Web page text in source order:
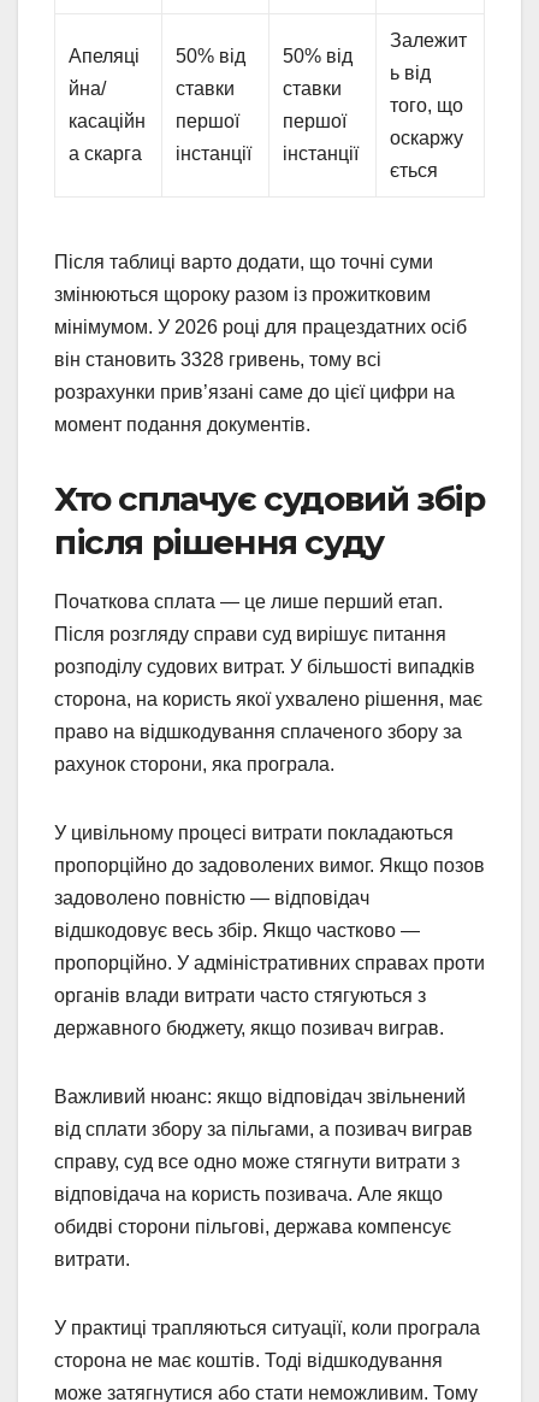
Апеляці
йна/
касаційн
а скарга
50% від
ставки
першої
інстанції
50% від
ставки
першої
інстанції
Залежит
ь від
того, що
оскаржу
ється
Після таблиці варто додати, що точні суми
змінюються щороку разом із прожитковим
мінімумом. У 2026 році для працездатних осіб
він становить 3328 гривень, тому всі
розрахунки прив’язані саме до цієї цифри на
момент подання документів.
Хто сплачує судовий збір
після рішення суду
Початкова сплата — це лише перший етап.
Після розгляду справи суд вирішує питання
розподілу судових витрат. У більшості випадків
сторона, на користь якої ухвалено рішення, має
право на відшкодування сплаченого збору за
рахунок сторони, яка програла.
У цивільному процесі витрати покладаються
пропорційно до задоволених вимог. Якщо позов
задоволено повністю — відповідач
відшкодовує весь збір. Якщо частково —
пропорційно. У адміністративних справах проти
органів влади витрати часто стягуються з
державного бюджету, якщо позивач виграв.
Важливий нюанс: якщо відповідач звільнений
від сплати збору за пільгами, а позивач виграв
справу, суд все одно може стягнути витрати з
відповідача на користь позивача. Але якщо
обидві сторони пільгові, держава компенсує
витрати.
У практиці трапляються ситуації, коли програла
сторона не має коштів. Тоді відшкодування
може затягнутися або стати неможливим. Тому